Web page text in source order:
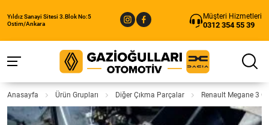
Yıldız Sanayi Sitesi 3.Blok No:5
Ostim/Ankara
Müşteri Hizmetleri
0312 354 55 39
Anasayfa Ürün Grupları Diğer Çıkma Parçalar Renault Megane 3